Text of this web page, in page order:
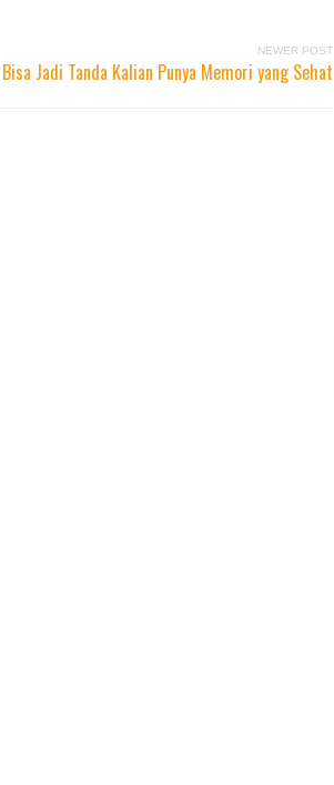
NEWER POST
Jadi Tanda Kalian Punya Memori yang Sehat